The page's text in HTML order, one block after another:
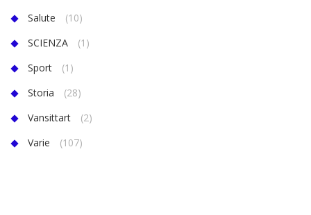
Salute
(10)
SCIENZA
(1)
Sport
(1)
Storia
(28)
Vansittart
(2)
Varie
(107)